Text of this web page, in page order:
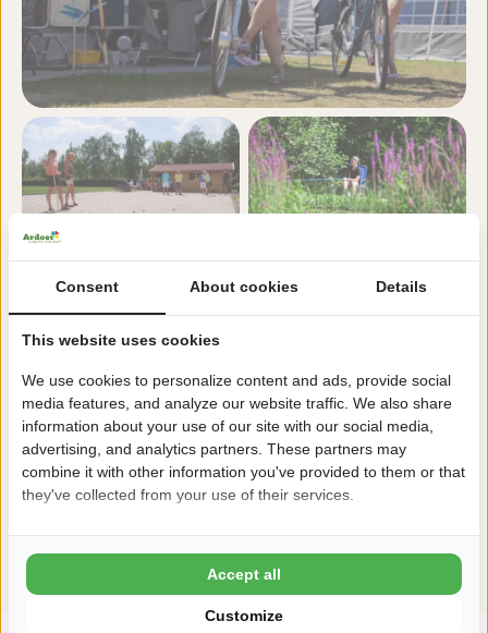
Consent About cookies Details
This website uses cookies
We use cookies to personalize content and ads, provide social
media features, and analyze our website traffic. We also share
information about your use of our site with our social media,
advertising, and analytics partners. These partners may
combine it with other information you've provided to them or that
they've collected from your use of their services.
Customize
Accept all